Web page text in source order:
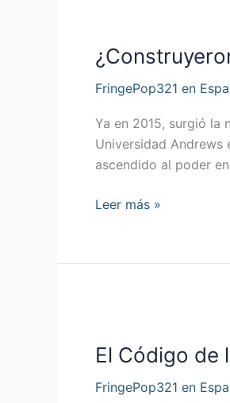
FringePop321 en
Ya en 2015, surgió la
Universidad Andrews
ascendido al poder
Israelitas
Pirámides?
Leer más »
El Código de
FringePop321 en
de
Biblia: